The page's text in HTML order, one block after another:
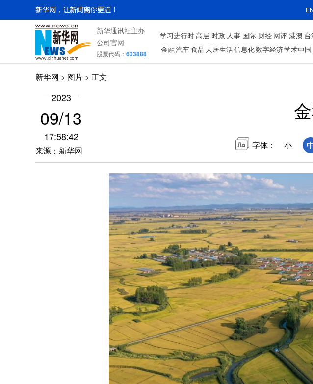
新华通讯社主办
公司官网
股票代码： 603888
学习进行时高层 时政 人事 国际 财经 网评 港澳 台
金融汽车食品 人居生活信息化数字经济学术中国
新华网 > 图片 > 正文
2023
09/13
17:58:42
来源：新华网 字体： 小 中